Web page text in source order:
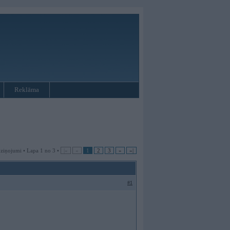
Reklāma
• Lapa 1 no 3 • |« « 1 2 3 » »|
#1